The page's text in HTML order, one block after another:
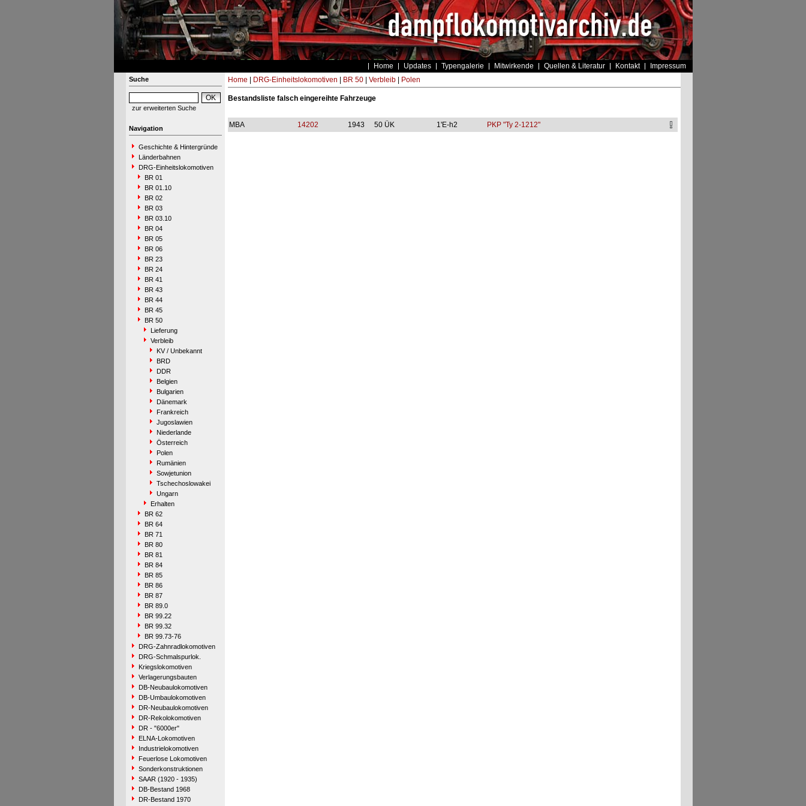
Home Updates Typengalerie Mitwirkende Quellen & Literatur Kontakt Impressum
Suche
zur erweiterten Suche
Navigation
Geschichte & Hintergründe
Länderbahnen
DRG-Einheitslokomotiven
BR 01
BR 01.10
BR 02
BR 03
BR 03.10
BR 04
BR 05
BR 06
BR 23
BR 24
BR 41
BR 43
BR 44
BR 45
BR 50
Lieferung
Verbleib
KV / Unbekannt
BRD
DDR
Belgien
Bulgarien
Dänemark
Frankreich
Jugoslawien
Niederlande
Österreich
Polen
Rumänien
Sowjetunion
Tschechoslowakei
Ungarn
Erhalten
BR 62
BR 64
BR 71
BR 80
BR 81
BR 84
BR 85
BR 86
BR 87
BR 89.0
BR 99.22
BR 99.32
BR 99.73-76
DRG-Zahnradlokomotiven
DRG-Schmalspurlok.
Kriegslokomotiven
Verlagerungsbauten
DB-Neubaulokomotiven
DB-Umbaulokomotiven
DR-Neubaulokomotiven
DR-Rekolokomotiven
DR - "6000er"
ELNA-Lokomotiven
Industrielokomotiven
Feuerlose Lokomotiven
Sonderkonstruktionen
SAAR (1920 - 1935)
DB-Bestand 1968
DR-Bestand 1970
Home DRG-Einheitslokomotiven BR 50| Verbleib| Polen
Bestandsliste falsch eingereihte Fahrzeuge
MBA 14202 1943 50 ÜK 1'E-h2 PKP "Ty 2-1212"